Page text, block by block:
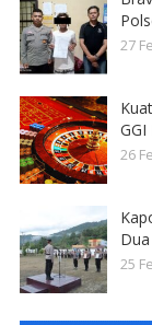
27
26
25